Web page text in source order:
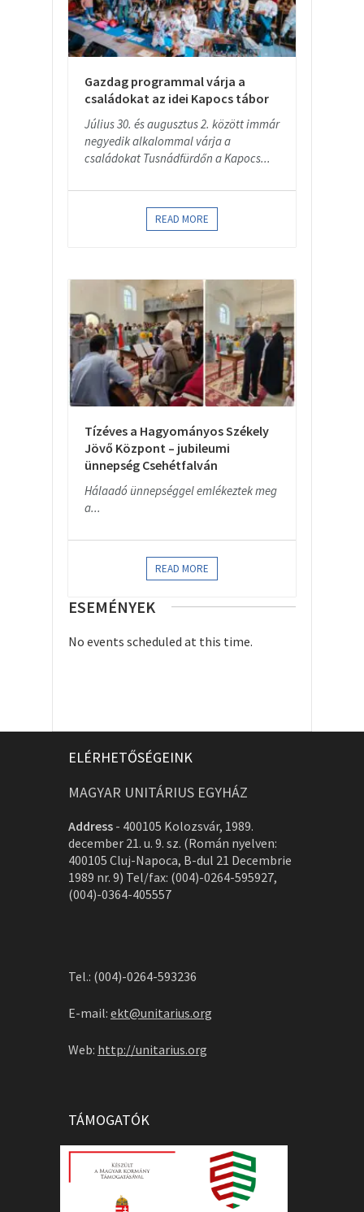
Gazdag programmal várja a
családokat az idei Kapocs tábor
Július 30. és augusztus 2. között immár
negyedik alkalommal várja a
családokat Tusnádfürdőn a Kapocs...
READ MORE
Tízéves a Hagyományos Székely
Jövő Központ – jubileumi
ünnepség Csehétfalván
Hálaadó ünnepséggel emlékeztek meg
a...
READ MORE
ESEMÉNYEK
No events scheduled at this time.
ELÉRHETŐSÉGEINK
MAGYAR UNITÁRIUS EGYHÁZ
Address - 400105 Kolozsvár, 1989.
december 21. u. 9. sz. (Román nyelven:
400105 Cluj-Napoca, B-dul 21 Decembrie
1989 nr. 9) Tel/fax: (004)-0264-595927,
(004)-0364-405557
Tel.: (004)-0264-593236
E-mail: ekt@unitarius.org
Web: http://unitarius.org
TÁMOGATÓK